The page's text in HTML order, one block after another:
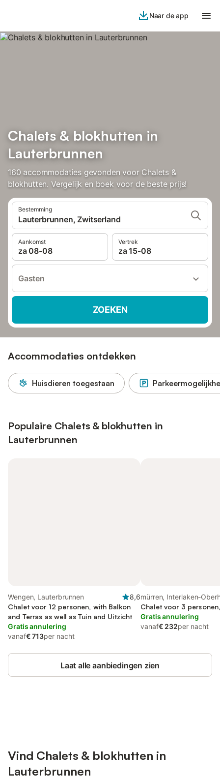
Naar de app
Chalets & blokhutten in
Lauterbrunnen
160 accommodaties gevonden voor Chalets &
blokhutten. Vergelijk en boek voor de beste prijs!
Bestemming
Lauterbrunnen, Zwitserland
Aankomst
za 08-08
Vertrek
za 15-08
Gasten
ZOEKEN
Accommodaties ontdekken
Huisdieren toegestaan
Populaire Chalets & blokhutten in
Lauterbrunnen
Wengen, Lauterbrunnen
8,6
Chalet voor 12 personen, with Balkon
and Terras as well as Tuin and Uitzicht
Gratis annulering
vanaf€ 713per nacht
mürren, Interlaken-
Chalet voor 3
Gratis annulering
vanaf€ 232per nacht
Laat alle aanbiedingen zien
Vind Chalets & blokhutten in
Lauterbrunnen